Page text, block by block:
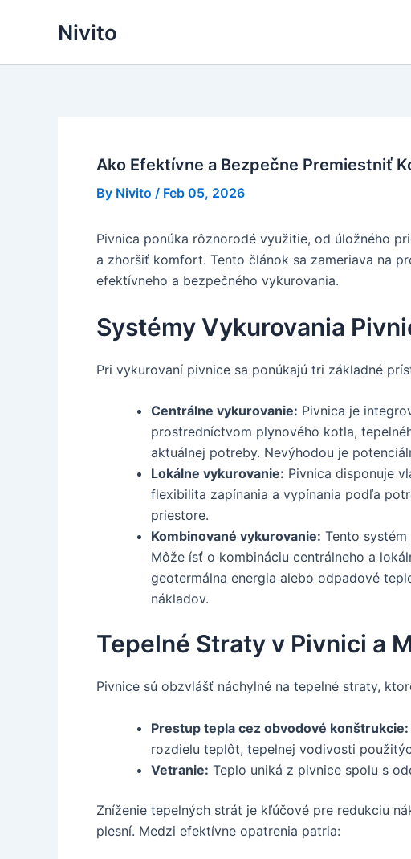
Nivito
Ako Efektívne a Bezpečne Premiestniť
By Nivito / Feb 05, 2026
Pivnica ponúka rôznorodé využitie, od úložného
a zhoršiť komfort. Tento článok sa zameriava na
efektívneho a bezpečného vykurovania.
Systémy Vykurovania
Pri vykurovaní pivnice sa ponúkajú tri základné
Centrálne vykurovanie: Pivnica je
prostredníctvom plynového kotla,
aktuálnej potreby. Nevýhodou je
Lokálne vykurovanie: Pivnica disponuje
flexibilita zapínania a vypínania podľa
priestore.
Kombinované vykurovanie: Tento
Môže ísť o kombináciu centrálneho a
geotermálna energia alebo odpadové
nákladov.
Tepelné Straty v Pivnici a
Pivnice sú obzvlášť náchylné na tepelné straty,
Prestup tepla cez obvodové konštrukcie:
rozdielu teplôt, tepelnej vodivosti
Vetranie: Teplo uniká z pivnice spolu s
Zníženie tepelných strát je kľúčové pre redukciu
plesní. Medzi efektívne opatrenia patria: